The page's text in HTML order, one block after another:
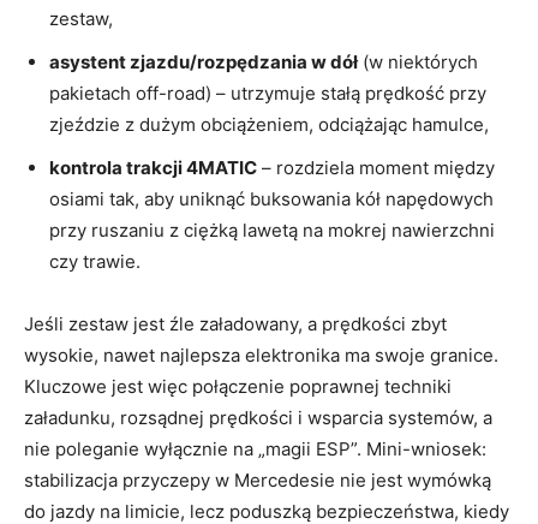
zestaw,
asystent zjazdu/rozpędzania w dół(w niektórych
pakietach off-road) – utrzymuje stałą prędkość przy
zjeździe z dużym obciążeniem, odciążając hamulce,
kontrola trakcji 4MATIC – rozdziela moment między
osiami tak, aby uniknąć buksowania kół napędowych
przy ruszaniu z ciężką lawetą na mokrej nawierzchni
czy trawie.
Jeśli zestaw jest źle załadowany, a prędkości zbyt
wysokie, nawet najlepsza elektronika ma swoje granice.
Kluczowe jest więc połączenie poprawnej techniki
załadunku, rozsądnej prędkości i wsparcia systemów, a
nie poleganie wyłącznie na „magii ESP”. Mini-wniosek:
stabilizacja przyczepy w Mercedesie nie jest wymówką
do jazdy na limicie, lecz poduszką bezpieczeństwa, kiedy